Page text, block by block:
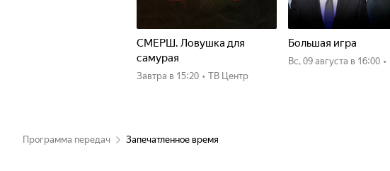
СМЕРШ. Ловушка для
самурая
Завтра в 15:20 • ТВ Центр
Большая игра
вс, 09 августа в 16:00 •
Программа передач Запечатленное время